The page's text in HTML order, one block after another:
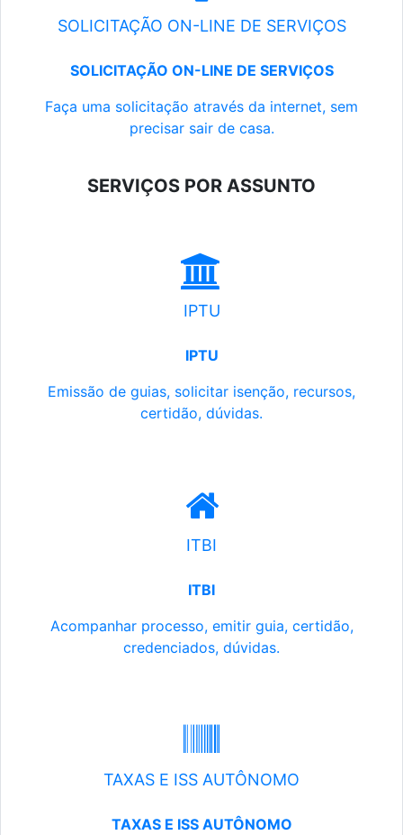
SOLICITAÇÃO ON-LINE DE SERVIÇOS
SOLICITAÇÃO ON-LINE DE SERVIÇOS
Faça uma solicitação através da internet, sem
precisar sair de casa.
SERVIÇOS POR ASSUNTO
IPTU
IPTU
Emissão de guias, solicitar isenção, recursos,
certidão, dúvidas.
ITBI
ITBI
Acompanhar processo, emitir guia, certidão,
credenciados, dúvidas.
TAXAS E ISS AUTÔNOMO
TAXAS E ISS AUTÔNOMO